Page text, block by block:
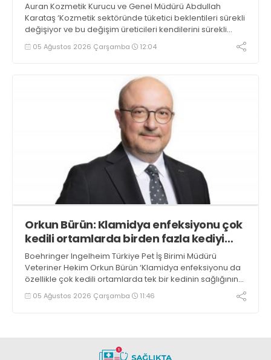
Auran Kozmetik Kurucu ve Genel Müdürü Abdullah
Karataş ‘Kozmetik sektöründe tüketici beklentileri sürekli
değişiyor ve bu değişim üreticileri kendilerini sürekli
geliştirmeye yönlendiriyor. Hedeflerimiz doğrultusunda
uluslararası pazardaki gücümüzü artırmak amacıyla
05 Ağustos 2026 Çarşamba 12:04
Orkun Bürün: Klamidya enfeksiyonu çok
kedili ortamlarda birden fazla kediyi
etkileyebilir
Boehringer Ingelheim Türkiye Pet İş Birimi Müdürü
Veteriner Hekim Orkun Bürün ‘Klamidya enfeksiyonu da
özellikle çok kedili ortamlarda tek bir kedinin sağlığının
ötesine geçerek birden fazla kediyi etkileyebilen bir
tabloya dönüşebilir’ dedi
05 Ağustos 2026 Çarşamba 11:46